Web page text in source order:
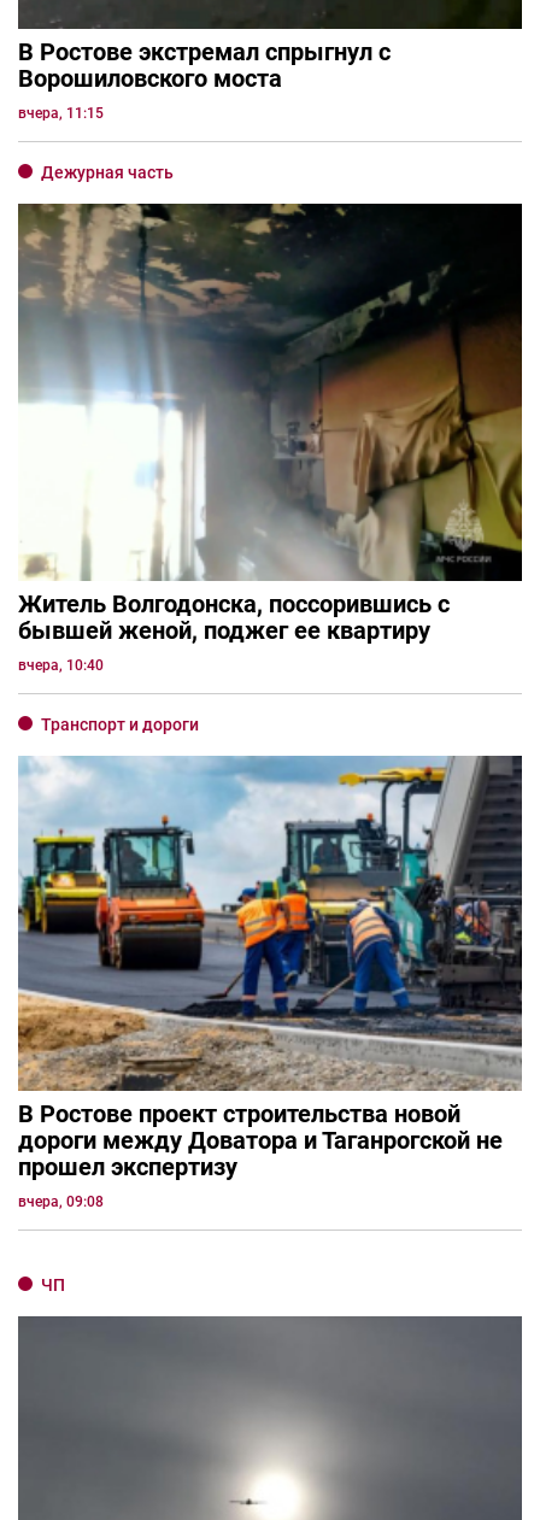
В Ростове экстремал спрыгнул с
Ворошиловского моста
вчера, 11:15
Дежурная часть
Житель Волгодонска, поссорившись с
бывшей женой, поджег ее квартиру
вчера, 10:40
Транспорт и дороги
В Ростове проект строительства новой
дороги между Доватора и Таганрогской не
прошел экспертизу
вчера, 09:08
ЧП